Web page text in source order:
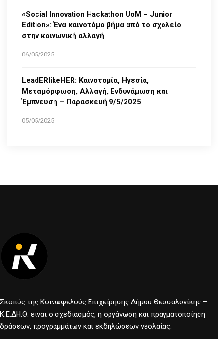
«Social Innovation Hackathon UoM – Junior
Edition»: Ένα καινοτόμο βήμα από το σχολείο
στην κοινωνική αλλαγή
06/05/2025
LeadERlikeHER: Καινοτομία, Ηγεσία,
Μεταμόρφωση, Αλλαγή, Ενδυνάμωση και
Έμπνευση – Παρασκευή 9/5/2025
05/05/2025
Σκοπός της Κοινωφελούς Επιχείρησης Δήμου Θεσσαλονίκης –
Κ.Ε.ΔΗ.Θ. είναι ο σχεδιασμός, η οργάνωση και πραγματοποίηση
δράσεων, προγραμμάτων και εκδηλώσεων νεολαίας.